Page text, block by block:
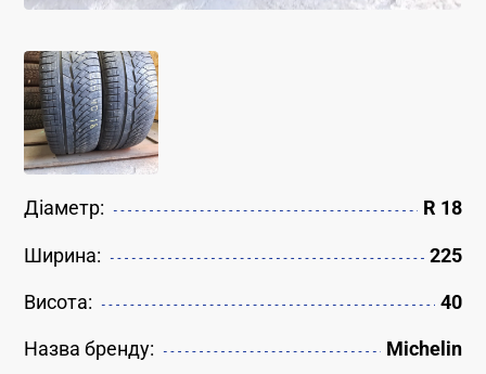
Діаметр: R 18
Ширина: 225
Висота: 40
Назва бренду: Michelin